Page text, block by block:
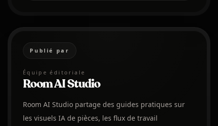
Publié par
Équipe éditoriale
Room AI Studio
Room AI Studio partage des guides pratiques sur
les visuels IA de pièces, les flux de travail